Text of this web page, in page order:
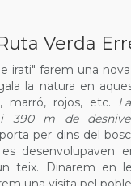
Verda
irati" farem una
la natura en
marró, rojos, etc.
390 m de
per dins del
desenvolupaven
teix. Dinarem en